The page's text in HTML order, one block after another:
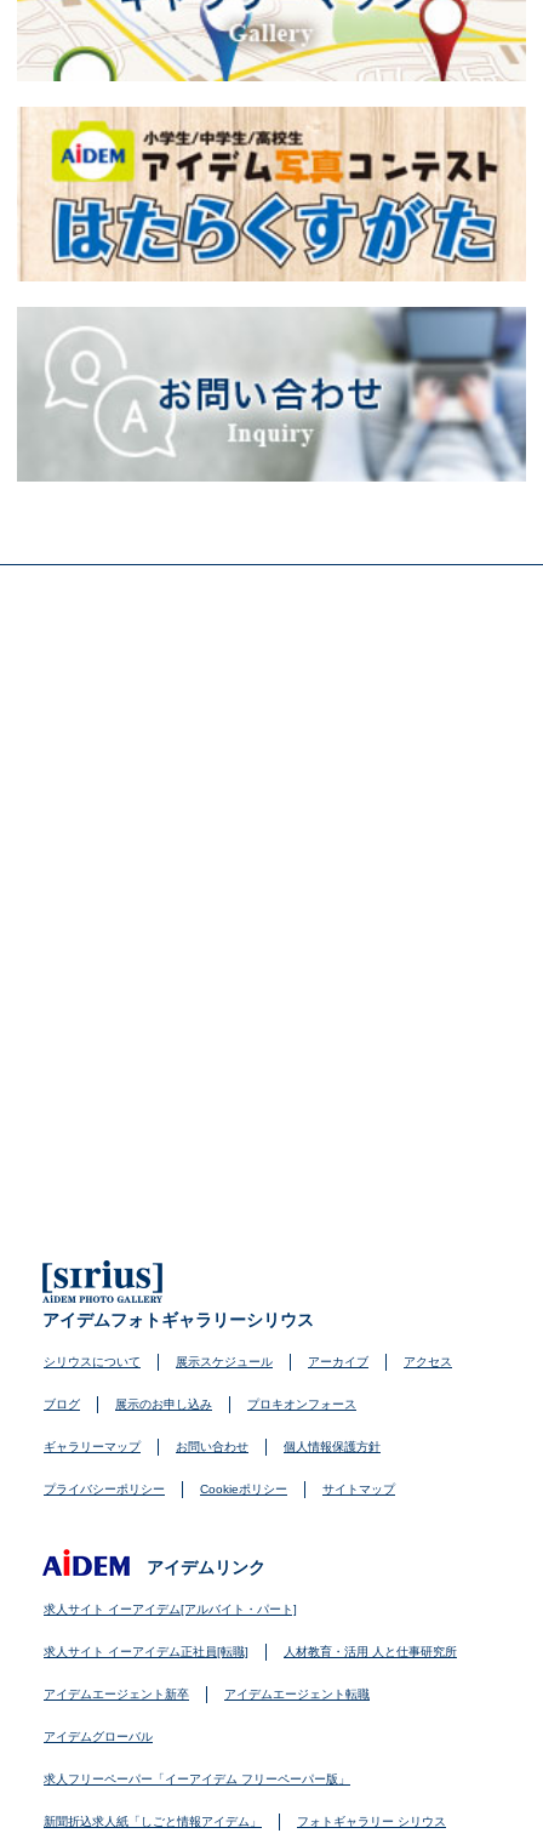
アイデムフォトギャラリーシリウス
シリウスについて 展示スケジュール アーカイブ アクセス
ブログ 展示のお申し込み プロキオンフォース
ギャラリーマップ お問い合わせ 個人情報保護方針
プライバシーポリシー Cookieポリシー サイトマップ
アイデムリンク
求人サイト イーアイデム[アルバイト・パート]
求人サイト イーアイデム正社員[転職] 人材教育・活用 人と仕事研究所
アイデムエージェント新卒 アイデムエージェント転職
アイデムグローバル
求人フリーペーパー「イーアイデム フリーペーパー版」
新聞折込求人紙「しごと情報アイデム」 フォトギャラリー シリウス